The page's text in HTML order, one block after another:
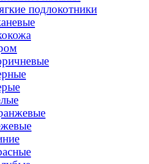
подлокотники